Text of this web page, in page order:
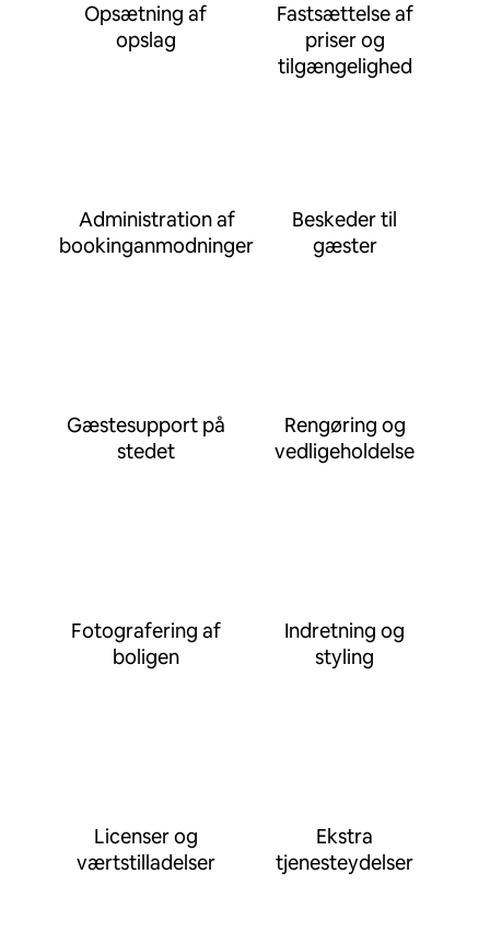
Opsætning af
opslag
Fastsættelse af
priser og
tilgængelighed
Administration af
bookinganmodninger
Beskeder til
gæster
Gæstesupport på
stedet
Rengøring og
vedligeholdelse
Fotografering af
boligen
Indretning og
styling
Licenser og
værtstilladelser
Ekstra
tjenesteydelser